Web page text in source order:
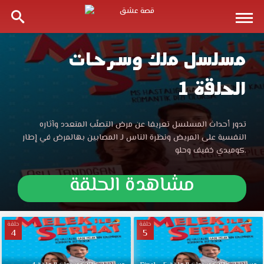
مسلسل
وسرحات
الحلقة
1
مترجمة
قصة
مسلسل ملك وسرحات
الحلقة 1
مسلسل
ملك
مترجمة
قصة
عشق
الموقع
العربي
الأفضل
تدور أحداث المسلسل تعريفا عن مرض التصلّب المتعدد وآثاره
النفسية على المريض ونظرة الناس لـ المصابين بهالمرض في إطار
كوميدي خفيف وحلو.
مشاهدة الحلقة
حلقة
5
حلقة
4